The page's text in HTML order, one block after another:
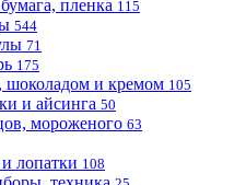
пленка 115
544
71
175
шоколадом и кремом 105
и айсинга 50
мороженого 63
лопатки 108